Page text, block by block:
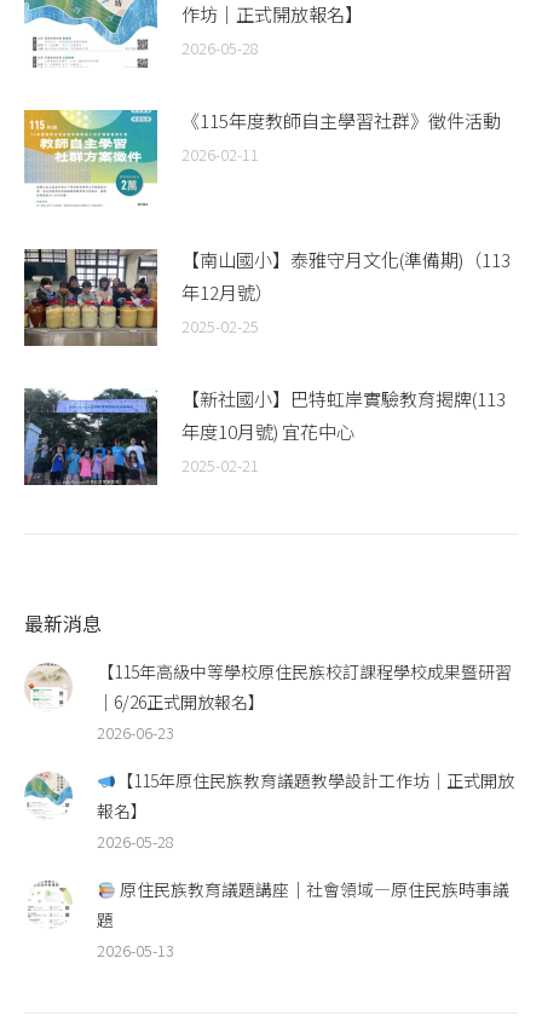
作坊｜正式開放報名】
2026-05-28
《115年度教師自主學習社群》徵件活動
2026-02-11
【南山國小】泰雅守月文化(準備期)（113
年12月號）
2025-02-25
【新社國小】巴特虹岸實驗教育揭牌(113
年度10月號) 宜花中心
2025-02-21
最新消息
【115年高級中等學校原住民族校訂課程學校成果暨研習
｜6/26正式開放報名】
2026-06-23
【115年原住民族教育議題教學設計工作坊｜正式開放
報名】
2026-05-28
原住民族教育議題講座｜社會領域—原住民族時事議
題
2026-05-13